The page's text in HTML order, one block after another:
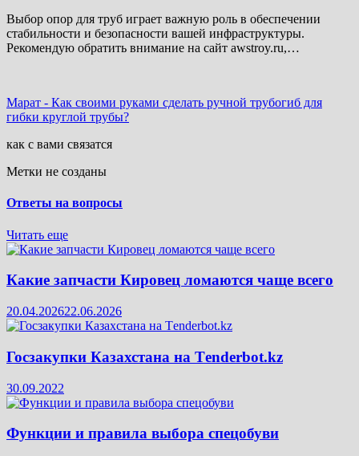
Выбор опор для труб играет важную роль в обеспечении
стабильности и безопасности вашей инфраструктуры.
Рекомендую обратить внимание на сайт awstroy.ru,…
Марат - Как своими руками сделать ручной трубогиб для
гибки круглой трубы?
как с вами связатся
Метки не созданы
Ответы на вопросы
Читать еще
Какие запчасти Кировец ломаются чаще всего
20.04.202622.06.2026
Госзакупки Казахстана на Тenderbot.kz
30.09.2022
Функции и правила выбора спецобуви